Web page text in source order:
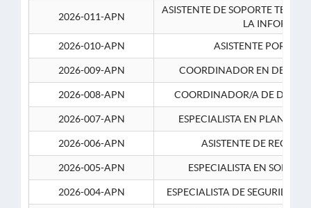
2026-011-APN
ASISTENTE DE SOPORTE
LA
2026-010-APN
ASISTENTE
2026-009-APN COORDINADOR EN
2026-008-APN COORDINADOR/A DE
2026-007-APN ESPECIALISTA EN
2026-006-APN ASISTENTE DE
2026-005-APN ESPECIALISTA EN
2026-004-APN ESPECIALISTA DE SEGURIDAD